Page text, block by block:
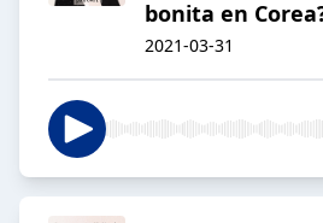
bonita en
2021-03-31